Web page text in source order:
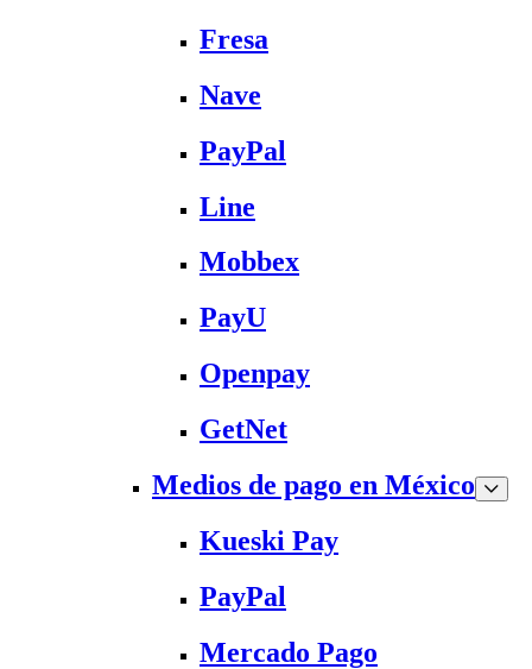
Fresa
Nave
PayPal
Line
Mobbex
PayU
Openpay
GetNet
Medios de pago en México
Kueski Pay
PayPal
Mercado Pago